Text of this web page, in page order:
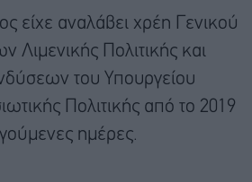
είχε αναλάβει χρέη Γενικού
Λιμενικής Πολιτικής και
του Υπουργείου
Πολιτικής από το 2019
ημέρες.